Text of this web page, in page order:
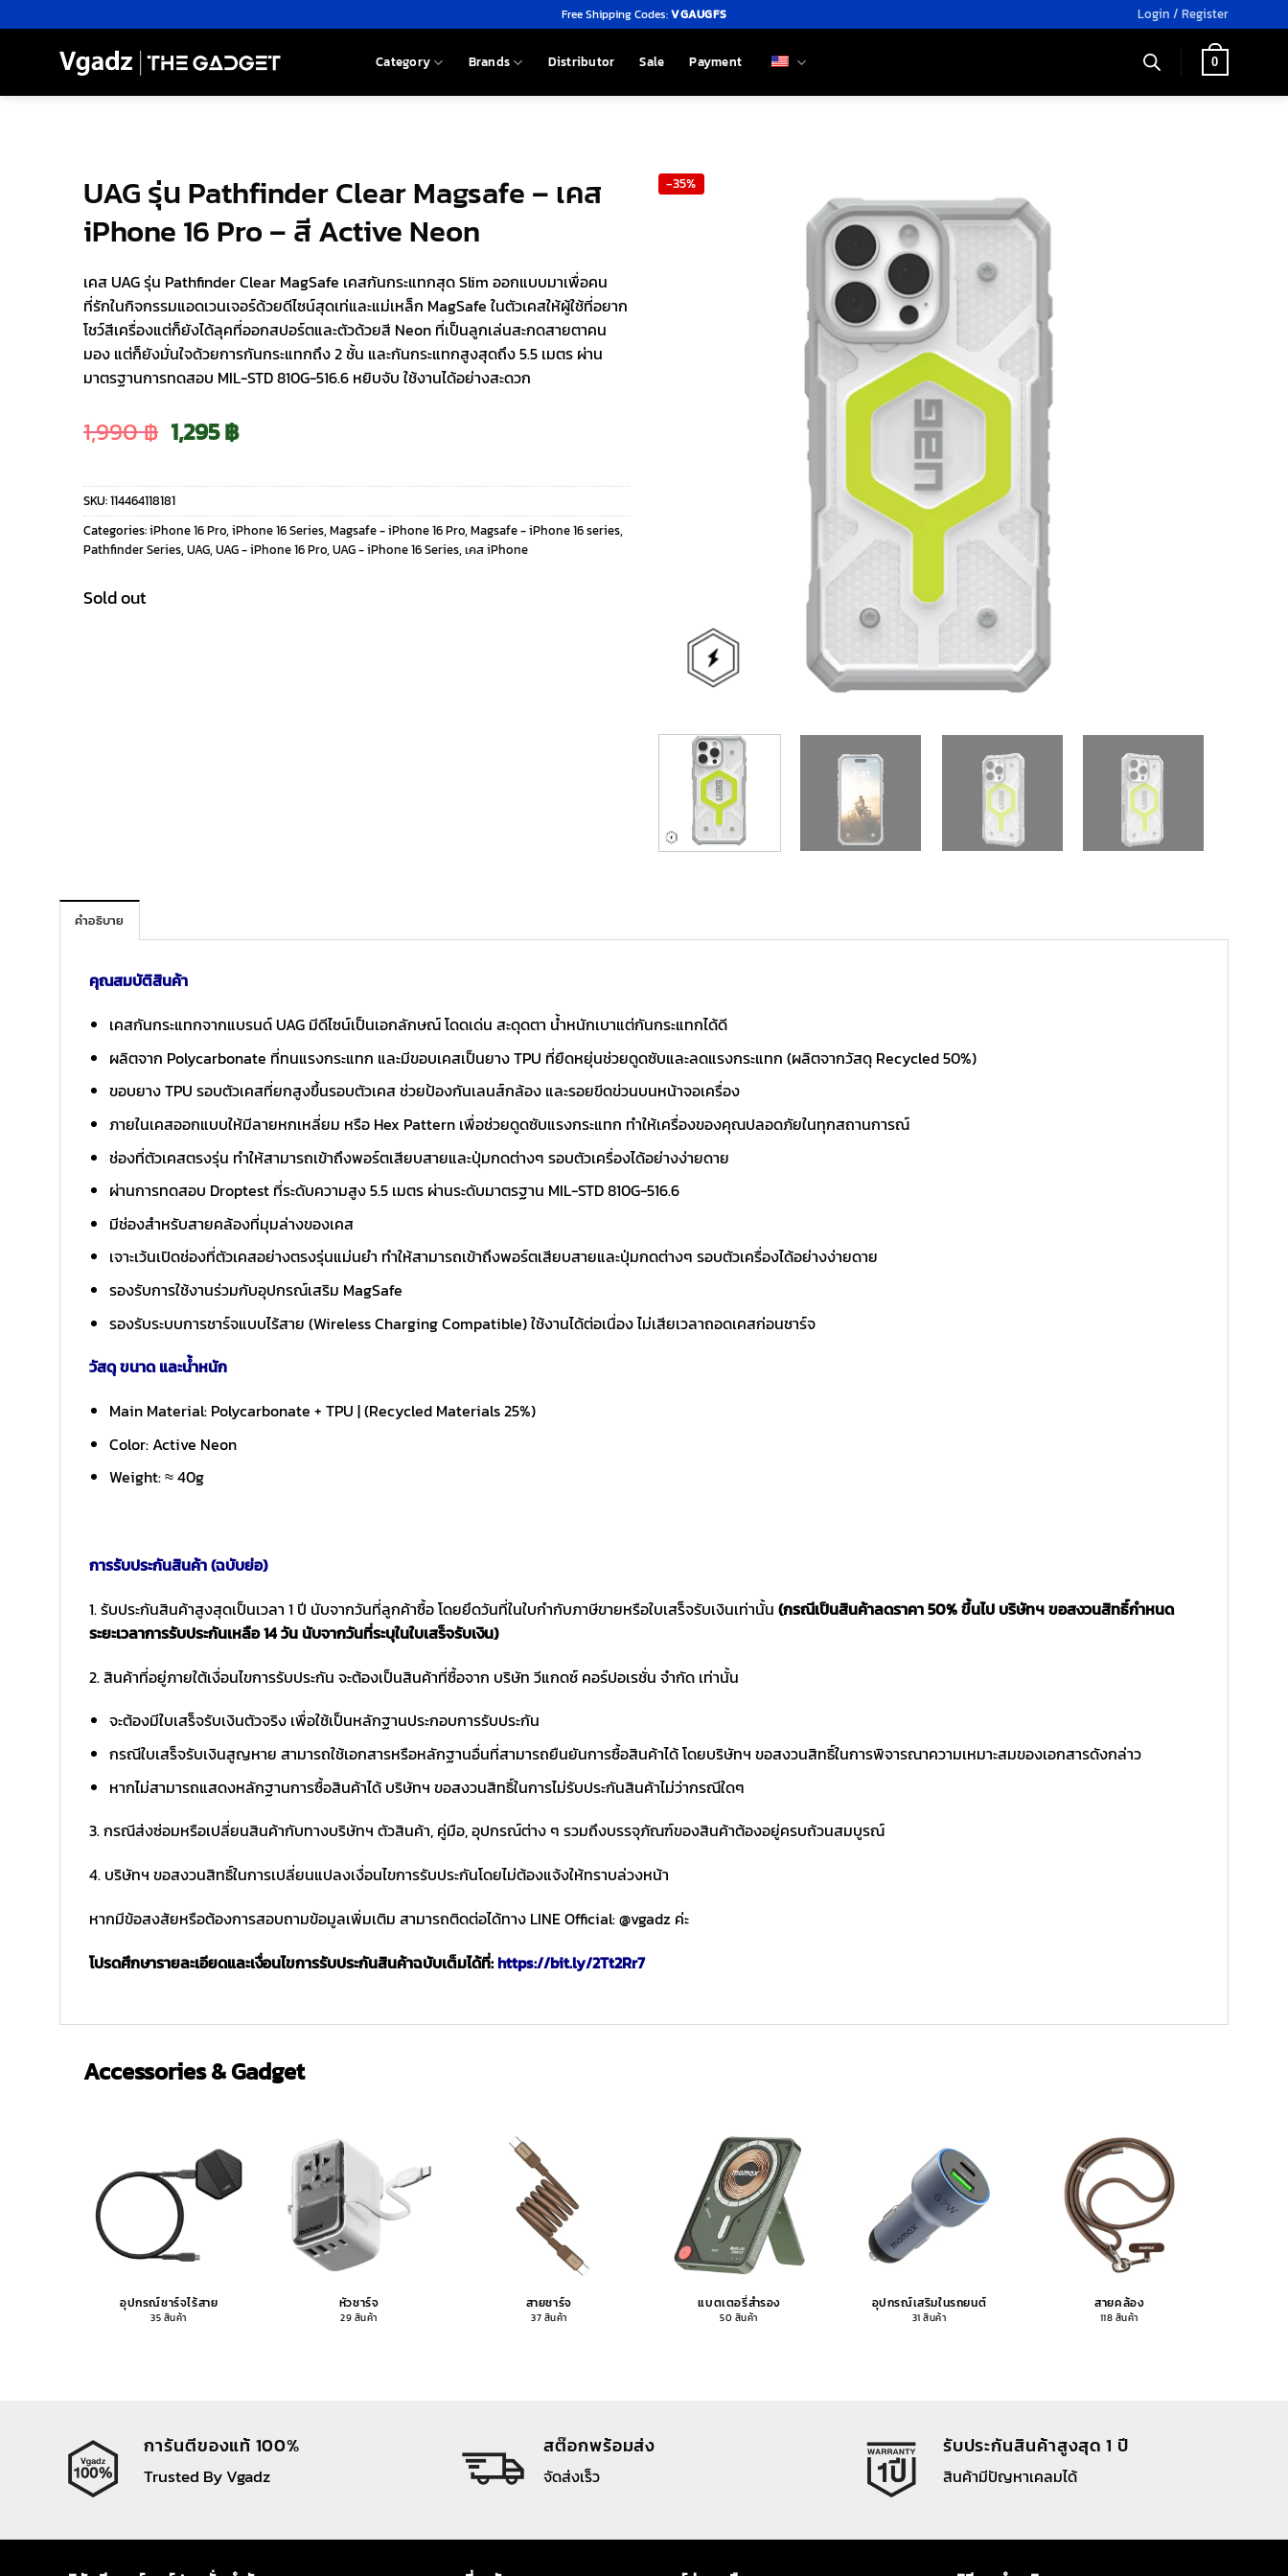
to
Free Shipping Codes:VGAUGFS Login / Register
Category Brands Distributor Sale Payment 0
UAG รุ่น Pathfinder Clear Magsafe – เคส
iPhone 16 Pro – สี Active Neon
เคส UAG รุ่น Pathfinder Clear MagSafe เคสกันกระแทกสุด Slim ออกแบบมาเพื่อคน
ที่รักในกิจกรรมแอดเวนเจอร์ด้วยดีไซน์สุดเท่และแม่เหล็ก MagSafe ในตัวเคสให้ผู้ใช้ที่อยาก
โชว์สีเครื่องแต่ก็ยังได้ลุคที่ออกสปอร์ตและตัวด้วยสี Neon ที่เป็นลูกเล่นสะกดสายตาคน
มอง แต่ก็ยังมั่นใจด้วยการกันกระแทกถึง 2 ชั้น และกันกระแทกสูงสุดถึง 5.5 เมตร ผ่าน
มาตรฐานการทดสอบ MIL-STD 810G-516.6 หยิบจับ ใช้งานได้อย่างสะดวก
1,990฿ Original
price
was:
1,295฿Current
price
is:
SKU:114464118181
Categories:iPhone 16 Pro, iPhone 16 Series, Magsafe - iPhone 16 Pro, Magsafe - iPhone 16 series,
Pathfinder Series, UAG, UAG - iPhone 16 Pro, UAG - iPhone 16 Series, เคส iPhone
Sold out
-35%
คำอธิบาย
คุณสมบัติสินค้า
เคสกันกระแทกจากแบรนด์ UAG มีดีไซน์เป็นเอกลักษณ์ โดดเด่น สะดุดตา น้ำหนักเบาแต่กันกระแทกได้ดี
ผลิตจาก Polycarbonate ที่ทนแรงกระแทก และมีขอบเคสเป็นยาง TPU ที่ยืดหยุ่นช่วยดูดซับและลดแรงกระแทก (ผลิตจากวัสดุ Recycled 50%)
ขอบยาง TPU รอบตัวเคสที่ยกสูงขึ้นรอบตัวเคส ช่วยป้องกันเลนส์กล้อง และรอยขีดข่วนบนหน้าจอเครื่อง
ภายในเคสออกแบบให้มีลายหกเหลี่ยม หรือ Hex Pattern เพื่อช่วยดูดซับแรงกระแทก ทำให้เครื่องของคุณปลอดภัยในทุกสถานการณ์
ช่องที่ตัวเคสตรงรุ่น ทำให้สามารถเข้าถึงพอร์ตเสียบสายและปุ่มกดต่างๆ รอบตัวเครื่องได้อย่างง่ายดาย
ผ่านการทดสอบ Droptest ที่ระดับความสูง 5.5 เมตร ผ่านระดับมาตรฐาน MIL-STD 810G-516.6
มีช่องสำหรับสายคล้องที่มุมล่างของเคส
เจาะเว้นเปิดช่องที่ตัวเคสอย่างตรงรุ่นแม่นยำ ทำให้สามารถเข้าถึงพอร์ตเสียบสายและปุ่มกดต่างๆ รอบตัวเครื่องได้อย่างง่ายดาย
รองรับการใช้งานร่วมกับอุปกรณ์เสริม MagSafe
รองรับระบบการชาร์จแบบไร้สาย (Wireless Charging Compatible) ใช้งานได้ต่อเนื่อง ไม่เสียเวลาถอดเคสก่อนชาร์จ
วัสดุ ขนาด และน้ำหนัก
Main Material: Polycarbonate + TPU | (Recycled Materials 25%)
Color: Active Neon
Weight: ≈ 40g
การรับประกันสินค้า (ฉบับย่อ)
1. รับประกันสินค้าสูงสุดเป็นเวลา 1 ปี นับจากวันที่ลูกค้าซื้อ โดยยึดวันที่ในใบกำกับภาษีขายหรือใบเสร็จรับเงินเท่านั้น (กรณีเป็นสินค้าลดราคา 50% ขึ้นไป บริษัทฯ ขอสงวนสิทธิ์กำหนด
ระยะเวลาการรับประกันเหลือ 14 วัน นับจากวันที่ระบุในใบเสร็จรับเงิน)
2. สินค้าที่อยู่ภายใต้เงื่อนไขการรับประกัน จะต้องเป็นสินค้าที่ซื้อจาก บริษัท วีแกดซ์ คอร์ปอเรชั่น จำกัด เท่านั้น
จะต้องมีใบเสร็จรับเงินตัวจริง เพื่อใช้เป็นหลักฐานประกอบการรับประกัน
กรณีใบเสร็จรับเงินสูญหาย สามารถใช้เอกสารหรือหลักฐานอื่นที่สามารถยืนยันการซื้อสินค้าได้ โดยบริษัทฯ ขอสงวนสิทธิ์ในการพิจารณาความเหมาะสมของเอกสารดังกล่าว
หากไม่สามารถแสดงหลักฐานการซื้อสินค้าได้ บริษัทฯ ขอสงวนสิทธิ์ในการไม่รับประกันสินค้าไม่ว่ากรณีใดๆ
3. กรณีส่งซ่อมหรือเปลี่ยนสินค้ากับทางบริษัทฯ ตัวสินค้า, คู่มือ, อุปกรณ์ต่าง ๆ รวมถึงบรรจุภัณฑ์ของสินค้าต้องอยู่ครบถ้วนสมบูรณ์
4. บริษัทฯ ขอสงวนสิทธิ์ในการเปลี่ยนแปลงเงื่อนไขการรับประกันโดยไม่ต้องแจ้งให้ทราบล่วงหน้า
หากมีข้อสงสัยหรือต้องการสอบถามข้อมูลเพิ่มเติม สามารถติดต่อได้ทาง LINE Official: @vgadz ค่ะ
โปรดศึกษารายละเอียดและเงื่อนไขการรับประกันสินค้าฉบับเต็มได้ที่:https://bit.ly/2Tt2Rr7
Accessories & Gadget
อุปกรณ์ชาร์จไร้สาย
35 สินค้า
หัวชาร์จ
29 สินค้า
สายชาร์จ
37 สินค้า
แบตเตอรี่สำรอง
50 สินค้า
อุปกรณ์เสริมในรถยนต์
31 สินค้า
สายคล้อง
118 สินค้า
การันตีของแท้ 100%
Trusted By Vgadz
สต๊อกพร้อมส่ง
จัดส่งเร็ว
รับประกันสินค้าสูงสุด 1 ปี
สินค้ามีปัญหาเคลมได้